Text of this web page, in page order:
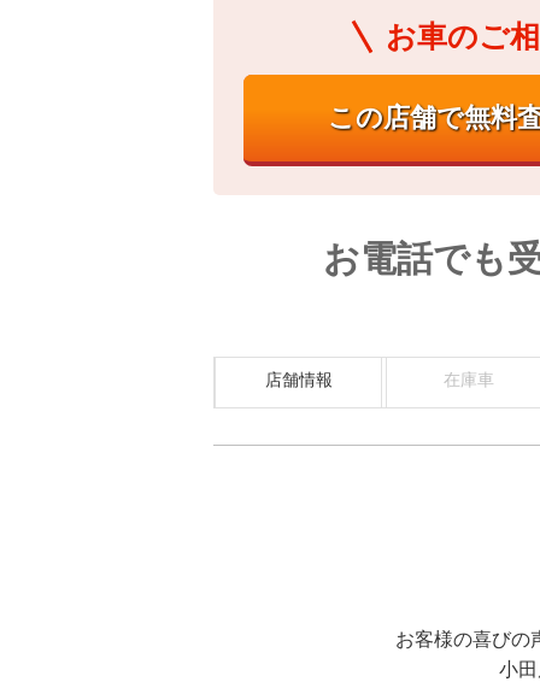
お車のご
お電話でも
店舗情報 在庫車
お客様の喜びの
小